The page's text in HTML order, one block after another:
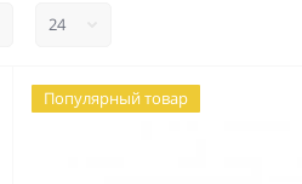
Популярный товар